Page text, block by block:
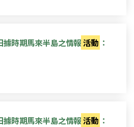
據時期馬來半島之情報活動 ：
據時期馬來半島之情報活動 ：